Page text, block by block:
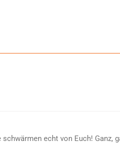
echt von Euch! Ganz,